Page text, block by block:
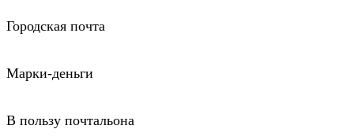
Городская почта
Марки-деньги
В пользу почтальона